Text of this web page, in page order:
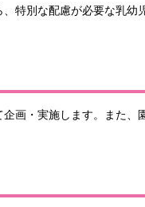
特別な配慮が必要な乳幼
画・実施します。また、